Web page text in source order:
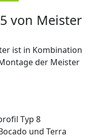
von Meister
ist in Kombination
der Meister
Typ 8
und Terra